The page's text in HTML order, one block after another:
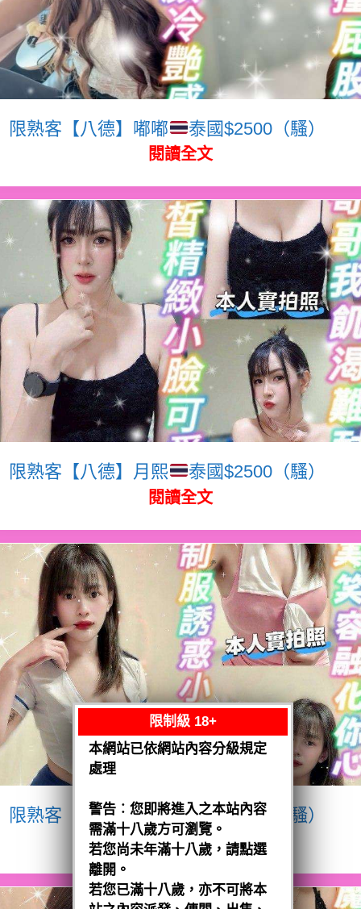
限熟客【八德】嘟嘟 泰國$2500（騷）
閱讀全文
限熟客【八德】月熙 泰國$2500（騷）
閱讀全文
限熟客【八德】宥瑄 泰國$2500（騷）
閱讀全文
限制級 18+
本網站已依網站內容分級規定
處理
警告︰您即將進入之本站內容
需滿十八歲方可瀏覽。
若您尚未年滿十八歲，請點選
離開。
若您已滿十八歲，亦不可將本